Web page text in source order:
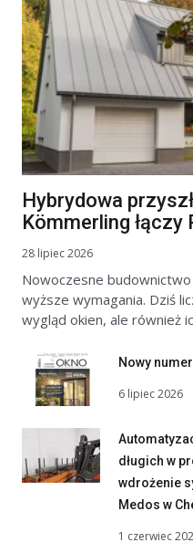
Hybrydowa
Kömmerling łączy
28 lipiec 2026
Nowoczesne
wyższe wymagania. Dziś
wygląd okien, ale również
Nowy
6 lipiec 2026
długich w
wdrożenie
Medos w
1 czerwiec